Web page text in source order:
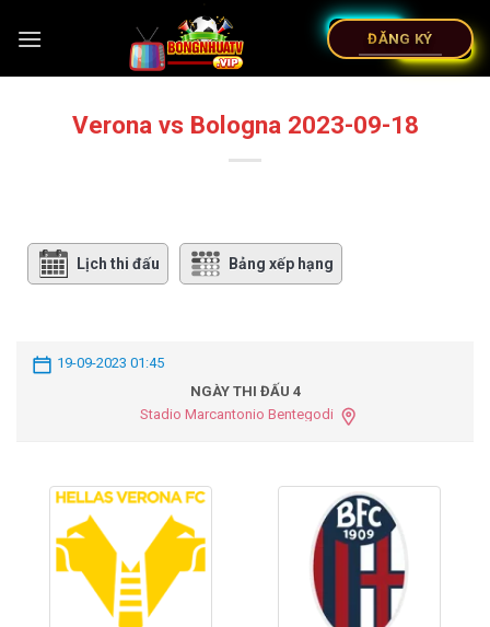
ĐĂNG KÝ
Verona vs Bologna 2023-09-18
Lịch thi đấu Bảng xếp hạng
19-09-2023 01:45
NGÀY THI ĐẤU 4
Stadio Marcantonio Bentegodi